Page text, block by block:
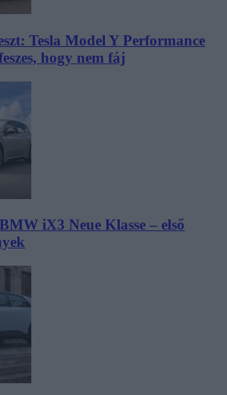
Tesla Model Y Performance
hogy nem fáj
iX3 Neue Klasse – első